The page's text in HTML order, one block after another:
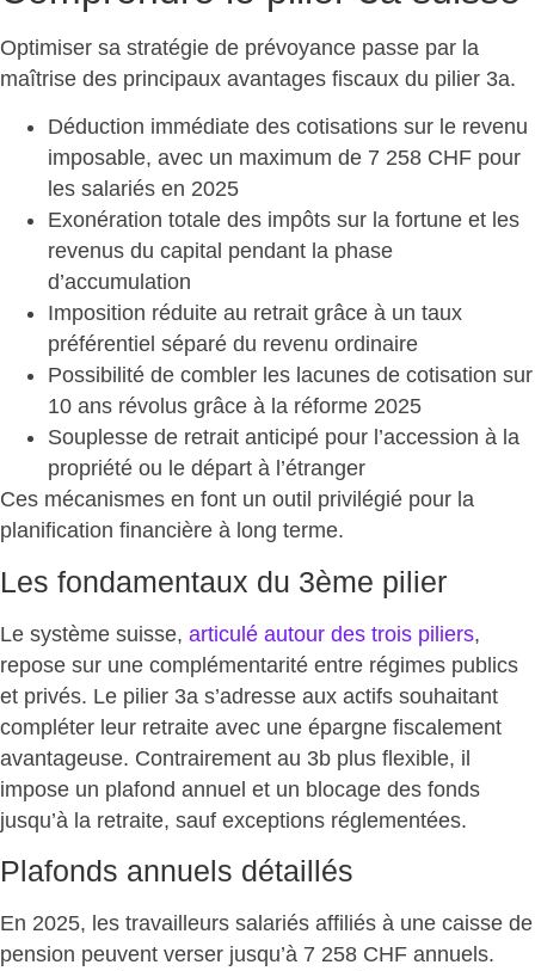
Optimiser sa stratégie de prévoyance passe par la
maîtrise des principaux avantages fiscaux du pilier 3a.
Déduction immédiate des cotisations sur le revenu
imposable, avec un maximum de 7 258 CHF pour
les salariés en 2025
Exonération totale des impôts sur la fortune et les
revenus du capital pendant la phase
d’accumulation
Imposition réduite au retrait grâce à un taux
préférentiel séparé du revenu ordinaire
Possibilité de combler les lacunes de cotisation sur
10 ans révolus grâce à la réforme 2025
Souplesse de retrait anticipé pour l’accession à la
propriété ou le départ à l’étranger
Ces mécanismes en font un outil privilégié pour la
planification financière à long terme.
Les fondamentaux du 3ème pilier
Le système suisse, articulé autour des trois piliers,
repose sur une complémentarité entre régimes publics
et privés. Le pilier 3a s’adresse aux actifs souhaitant
compléter leur retraite avec une épargne fiscalement
avantageuse. Contrairement au 3b plus flexible, il
impose un plafond annuel et un blocage des fonds
jusqu’à la retraite, sauf exceptions réglementées.
Plafonds annuels détaillés
En 2025, les travailleurs salariés affiliés à une caisse de
pension peuvent verser jusqu’à 7 258 CHF annuels.